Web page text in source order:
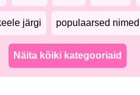
järgi populaarsed nimed
Näita kõiki kategooriaid